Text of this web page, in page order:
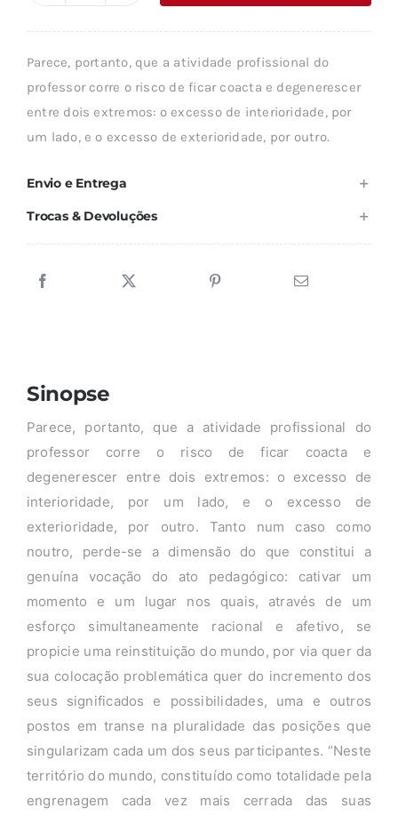
era:
é:
Parece, portanto, que a atividade profissional do
professor corre o risco de ficar coacta e degenerescer
entre dois extremos: o excesso de interioridade, por
um lado, e o excesso de exterioridade, por outro.
Envio e Entrega
Trocas & Devoluções
Sinopse
Parece, portanto, que a atividade profissional do
professor corre o risco de ficar coacta e
degenerescer entre dois extremos: o excesso de
interioridade, por um lado, e o excesso de
exterioridade, por outro. Tanto num caso como
noutro, perde-se a dimensão do que constitui a
genuína vocação do ato pedagógico: cativar um
momento e um lugar nos quais, através de um
esforço simultaneamente racional e afetivo, se
propicie uma reinstituição do mundo, por via quer da
sua colocação problemática quer do incremento dos
seus significados e possibilidades, uma e outros
postos em transe na pluralidade das posições que
singularizam cada um dos seus participantes. “Neste
território do mundo, constituído como totalidade pela
engrenagem cada vez mais cerrada das suas